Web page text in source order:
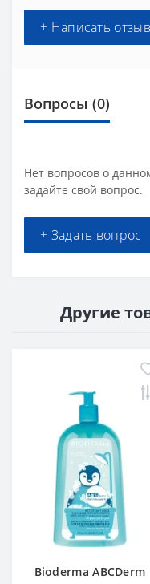
+ Написать отзыв
Вопросы (0)
Нет вопросов о
задайте свой вопрос.
+ Задать вопрос
Другие
Bioderma ABCDerm